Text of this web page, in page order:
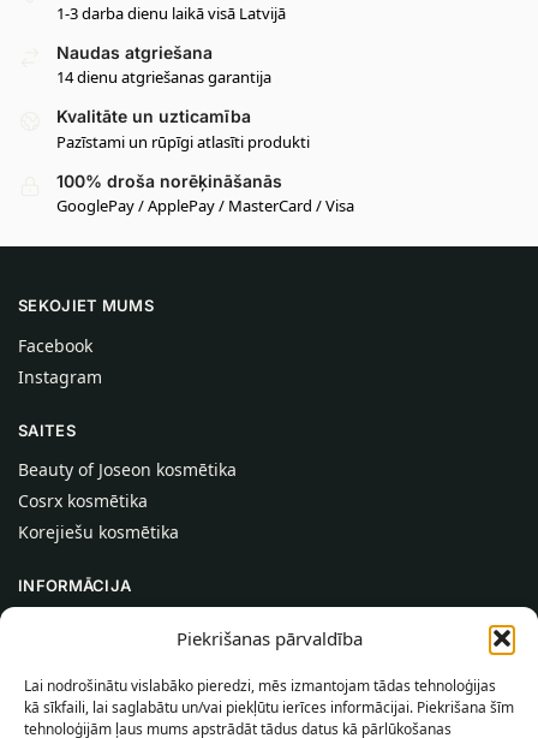
Piekrišanas pārvaldība
Lai nodrošinātu vislabāko pieredzi, mēs izmantojam tādas tehnoloģijas
kā sīkfaili, lai saglabātu un/vai piekļūtu ierīces informācijai. Piekrišana šīm
tehnoloģijām ļaus mums apstrādāt tādus datus kā pārlūkošanas
1-3 darba dienu laikā visā Latvijā
Naudas atgriešana
14 dienu atgriešanas garantija
Kvalitāte un uzticamība
Pazīstami un rūpīgi atlasīti produkti
100% droša norēķināšanās
GooglePay / ApplePay / MasterCard / Visa
SEKOJIET MUMS
Facebook
Instagram
SAITES
Beauty of Joseon kosmētika
Cosrx kosmētika
Korejiešu kosmētika
INFORMĀCIJA
Palīdzība